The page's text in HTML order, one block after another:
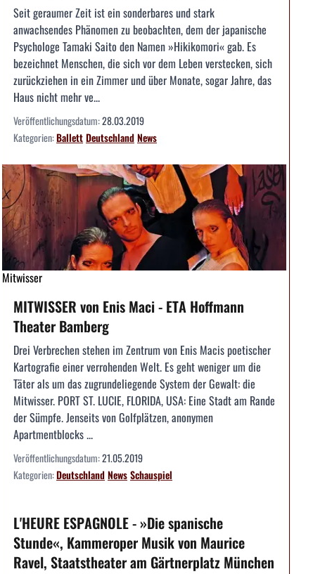
Seit geraumer Zeit ist ein sonderbares und stark
anwachsendes Phänomen zu beobachten, dem der japanische
Psychologe Tamaki Saito den Namen »Hikikomori« gab. Es
bezeichnet Menschen, die sich vor dem Leben verstecken, sich
zurückziehen in ein Zimmer und über Monate, sogar Jahre, das
Haus nicht mehr ve...
Veröffentlichungsdatum:28.03.2019
Kategorien:BallettDeutschlandNews
Mitwisser
MITWISSER von Enis Maci - ETA Hoffmann
Theater Bamberg
Drei Verbrechen stehen im Zentrum von Enis Macis poetischer
Kartografie einer verrohenden Welt. Es geht weniger um die
Täter als um das zugrundeliegende System der Gewalt: die
Mitwisser. PORT ST. LUCIE, FLORIDA, USA: Eine Stadt am Rande
der Sümpfe. Jenseits von Golfplätzen, anonymen
Apartmentblocks ...
Veröffentlichungsdatum:21.05.2019
Kategorien:DeutschlandNewsSchauspiel
L'HEURE ESPAGNOLE - »Die spanische
Stunde«, Kammeroper Musik von Maurice
Ravel, Staatstheater am Gärtnerplatz München